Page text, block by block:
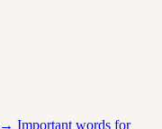
→ Important words for